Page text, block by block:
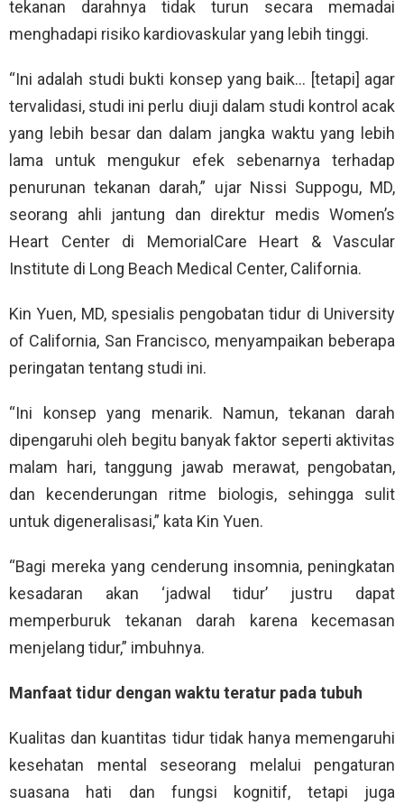
tekanan darahnya tidak turun secara memadai
menghadapi risiko kardiovaskular yang lebih tinggi.
“Ini adalah studi bukti konsep yang baik… [tetapi] agar
tervalidasi, studi ini perlu diuji dalam studi kontrol acak
yang lebih besar dan dalam jangka waktu yang lebih
lama untuk mengukur efek sebenarnya terhadap
penurunan tekanan darah,” ujar Nissi Suppogu, MD,
seorang ahli jantung dan direktur medis Women’s
Heart Center di MemorialCare Heart & Vascular
Institute di Long Beach Medical Center, California.
Kin Yuen, MD, spesialis pengobatan tidur di University
of California, San Francisco, menyampaikan beberapa
peringatan tentang studi ini.
“Ini konsep yang menarik. Namun, tekanan darah
dipengaruhi oleh begitu banyak faktor seperti aktivitas
malam hari, tanggung jawab merawat, pengobatan,
dan kecenderungan ritme biologis, sehingga sulit
untuk digeneralisasi,” kata Kin Yuen.
“Bagi mereka yang cenderung insomnia, peningkatan
kesadaran akan ‘jadwal tidur’ justru dapat
memperburuk tekanan darah karena kecemasan
menjelang tidur,” imbuhnya.
Manfaat tidur dengan waktu teratur pada tubuh
Kualitas dan kuantitas tidur tidak hanya memengaruhi
kesehatan mental seseorang melalui pengaturan
suasana hati dan fungsi kognitif, tetapi juga